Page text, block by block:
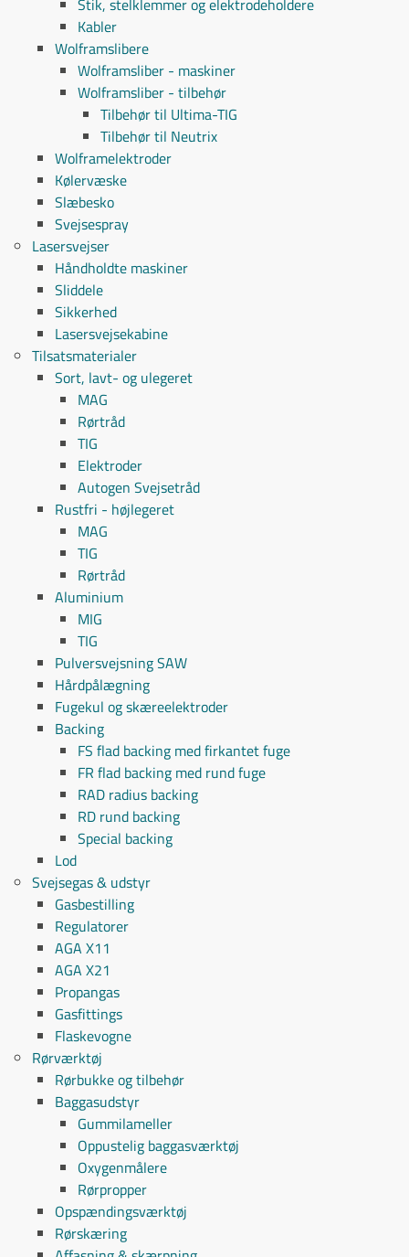
Stik, stelklemmer og elektrodeholdere
Kabler
Wolframslibere
Wolframsliber - maskiner
Wolframsliber - tilbehør
Tilbehør til Ultima-TIG
Tilbehør til Neutrix
Wolframelektroder
Kølervæske
Slæbesko
Svejsespray
Lasersvejser
Håndholdte maskiner
Sliddele
Sikkerhed
Lasersvejsekabine
Tilsatsmaterialer
Sort, lavt- og ulegeret
MAG
Rørtråd
TIG
Elektroder
Autogen Svejsetråd
Rustfri - højlegeret
MAG
TIG
Rørtråd
Aluminium
MIG
TIG
Pulversvejsning SAW
Hårdpålægning
Fugekul og skæreelektroder
Backing
FS flad backing med firkantet fuge
FR flad backing med rund fuge
RAD radius backing
RD rund backing
Special backing
Lod
Svejsegas & udstyr
Gasbestilling
Regulatorer
AGA X11
AGA X21
Propangas
Gasfittings
Flaskevogne
Rørværktøj
Rørbukke og tilbehør
Baggasudstyr
Gummilameller
Oppustelig baggasværktøj
Oxygenmålere
Rørpropper
Opspændingsværktøj
Rørskæring